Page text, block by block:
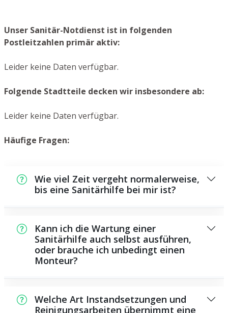
Unser Sanitär-Notdienst ist in folgenden
Postleitzahlen primär aktiv:
Leider keine Daten verfügbar.
Folgende Stadtteile decken wir insbesondere ab:
Leider keine Daten verfügbar.
Häufige Fragen:
Wie viel Zeit vergeht normalerweise,
bis eine Sanitärhilfe bei mir ist?
Zeitraum an der Schadensstelle sein. Dies
hängt unter anderem von der Auftragslage
zu dem Zeitraum ab und von der
Verkehrslage und der örtlichen Gegebenheit.
Kann ich die Wartung einer
Sanitärhilfe auch selbst ausführen,
oder brauche ich unbedingt einen
Monteur?
Wartungsarbeiten, die Sie selbst
durchführen können, beispielsweise die
Welche Art Instandsetzungen und
Reinigungsarbeiten übernimmt eine